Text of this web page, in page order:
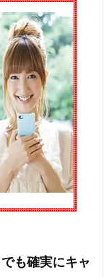
も確実にキャ